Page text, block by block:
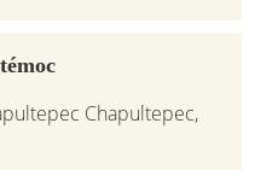
Chapultepec,